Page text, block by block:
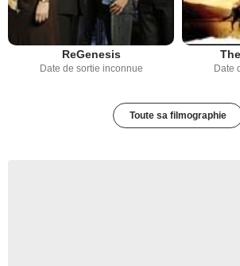
ReGenesis
Date de sortie inconnue Date
Toute sa filmographie